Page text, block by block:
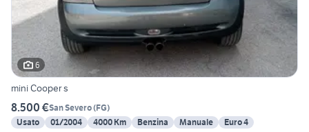
6
mini Cooper s
8.500 €San Severo(FG)
Usato
01/2004 4000 Km Benzina Manuale Euro 4